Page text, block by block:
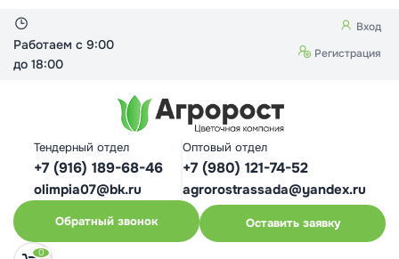
Работаем с 9:00
до 18:00
Вход
Регистрация
Тендерный отдел
+7 (916) 189-68-46
olimpia07@bk.ru
Оптовый отдел
+7 (980) 121-74-52
agrorostrassada@yandex.ru
Обратный звонок Оставить заявку
0